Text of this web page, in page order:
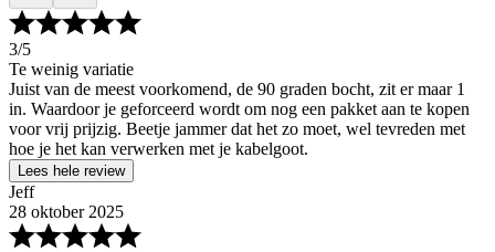
3/5
Te weinig variatie
Juist van de meest voorkomend, de 90 graden bocht, zit er maar 1
in. Waardoor je geforceerd wordt om nog een pakket aan te kopen
voor vrij prijzig. Beetje jammer dat het zo moet, wel tevreden met
hoe je het kan verwerken met je kabelgoot.
Lees hele review
Jeff
28 oktober 2025